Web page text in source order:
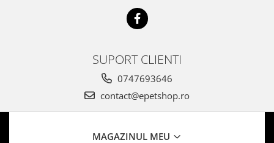
SUPORT CLIENTI
0747693646
contact@epetshop.ro
MAGAZINUL MEU